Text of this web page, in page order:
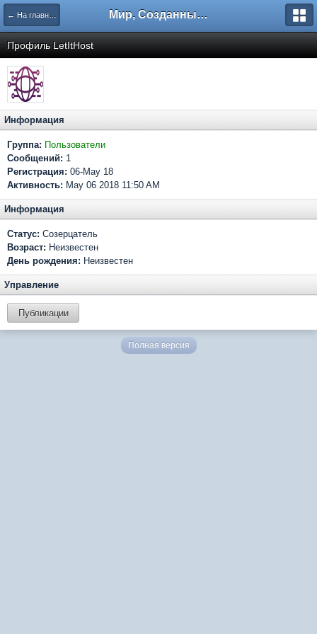
← На главную Мир, Созданный Мастером.
Профиль LetItHost
Информация
Группа: Пользователи
Сообщений: 1
Регистрация: 06-May 18
Активность: May 06 2018 11:50 AM
Информация
Статус: Созерцатель
Возраст: Неизвестен
День рождения: Неизвестен
Управление
Публикации
Полная версия